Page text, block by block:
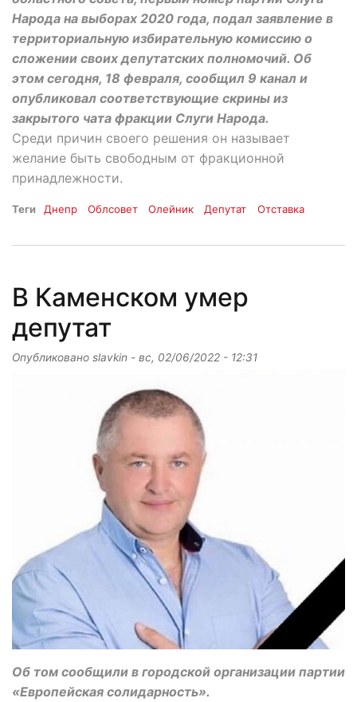
Народа на выборах 2020 года, подал заявление в
территориальную избирательную комиссию о
сложении своих депутатских полномочий. Об
этом сегодня, 18 февраля, сообщил 9 канал и
опубликовал соответствующие скрины из
закрытого чата фракции Слуги Народа.
Среди причин своего решения он называет
желание быть свободным от фракционной
принадлежности.
Теги Днепр Облсовет Олейник Депутат Отставка
В Каменском умер
депутат
Опубликовано slavkin - вс, 02/06/2022 - 12:31
Об том сообщили в городской организации партии
«Европейская солидарность».